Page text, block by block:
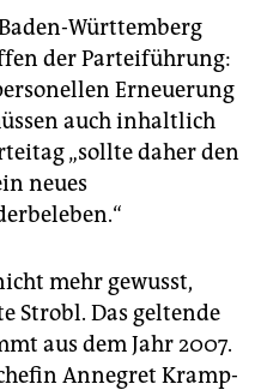
Württemberg
der Parteiführung:
Erneuerung
auch inhaltlich
„sollte daher den
neues
mehr gewusst,
Strobl. Das geltende
aus dem Jahr 2007.
Annegret Kramp-